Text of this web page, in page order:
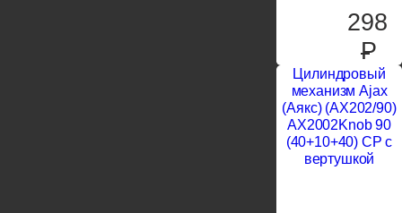
298
P
Цилиндровый
механизм Ajax
(Аякс) (AX202/90)
AX2002Knob 90
(40+10+40) CP с
вертушкой